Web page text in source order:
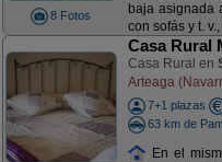
8 Fotos
baja asignada
con sofás y t.
Casa Rural
Casa Rural en
Arteaga
7+1 plazas
63 km de
En el